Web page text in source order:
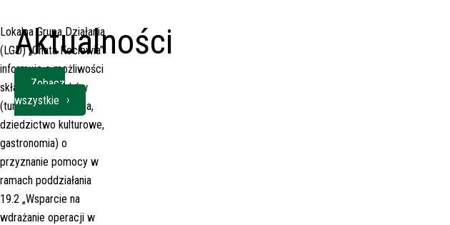
Lokalna Grupa Działania
(LGD) „Chata Kociewia”
informuje o możliwości
składania wniosków
(turystyka, rekreacja,
dziedzictwo kulturowe,
gastronomia) o
przyznanie pomocy w
ramach poddziałania
19.2 „Wsparcie na
wdrażanie operacji w
Aktualności
Zobacz
wszystkie